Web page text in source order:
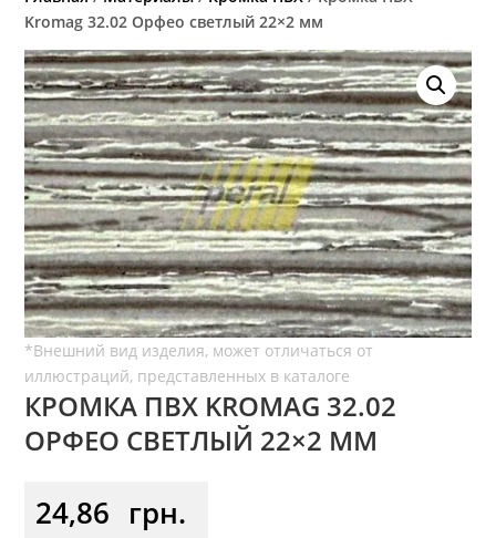
Kromag 32.02 Орфео светлый 22×2 мм
КРОМКА ПВХ KROMAG 32.02
ОРФЕО СВЕТЛЫЙ 22×2 ММ
24,86 грн.